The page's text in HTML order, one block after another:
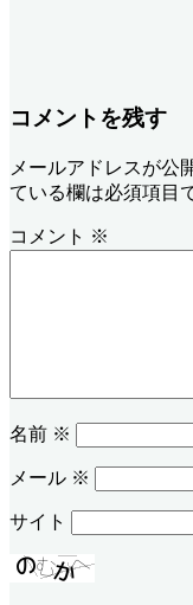
コメントを残す
メールアドレスが公
ている欄は必須項目
コメント ※
名前 ※
メール ※
サイト